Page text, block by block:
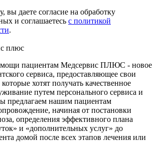
вы даете согласие на обработку
и соглашаетесь c политикой
.
плюс
пациентам Медсервис ПЛЮС - новое
сервиса, предоставляющее свои
хотят получать качественное
путем персонального сервиса и
предлагаем нашим пациентам
начиная от постановки
определения эффективного плана
и «дополнительных услуг» до
домой после всех этапов лечения или